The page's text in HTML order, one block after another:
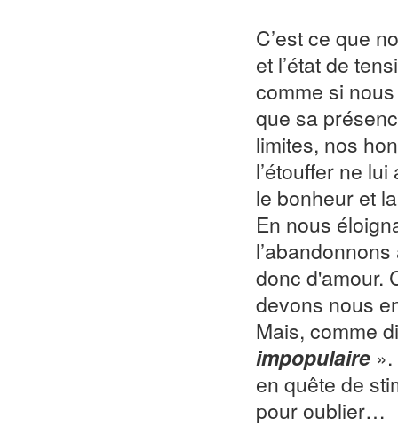
C’est ce que
et l’état de
comme si
que sa
limites, nos
l’étouffer ne
le bonheur et
En nous
donc d'amour.
devons nous
Mais, comme
impopulaire
en quête de
pour oublier…